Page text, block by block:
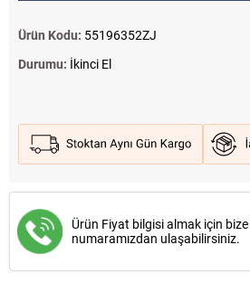
Ürün Kodu: 55196352ZJ
Durumu: İkinci El
Ürün Fiyat bilgisi almak için bize
numaramızdan ulaşabilirsiniz.